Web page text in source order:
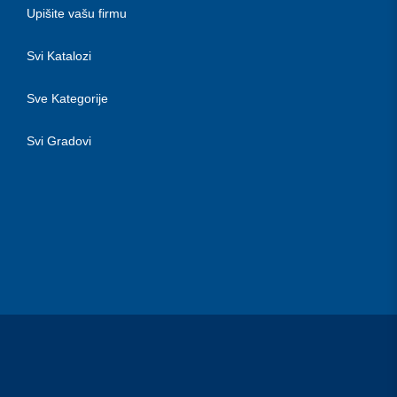
Upišite vašu firmu
Svi Katalozi
Sve Kategorije
Svi Gradovi